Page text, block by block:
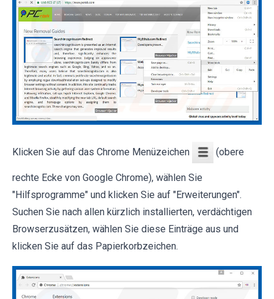
Klicken Sie auf das Chrome Menüzeichen (obere
rechte Ecke von Google Chrome), wählen Sie
"Hilfsprogramme" und klicken Sie auf "Erweiterungen".
Suchen Sie nach allen kürzlich installierten, verdächtigen
Browserzusätzen, wählen Sie diese Einträge aus und
klicken Sie auf das Papierkorbzeichen.